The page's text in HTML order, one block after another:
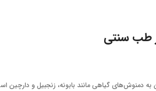
طب سنتی
دمنوش‌های گیاهی مانند بابونه، زنجبیل و